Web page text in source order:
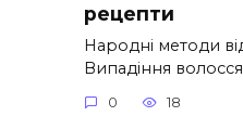
рецепти
Народні методи
Випадіння волосся
0 18